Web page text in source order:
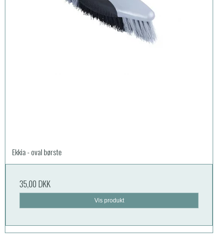
Ekkia - oval børste
35,00 DKK
Vis produkt